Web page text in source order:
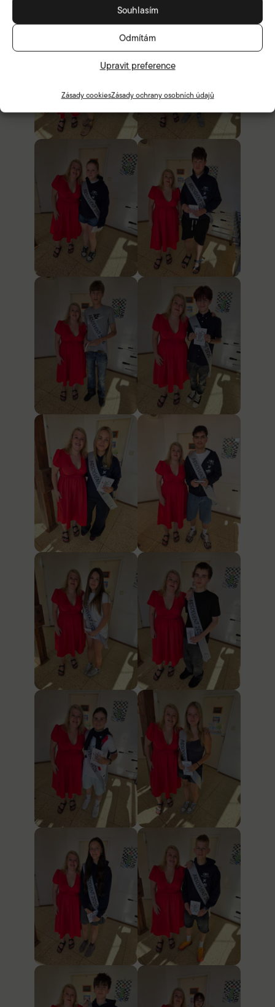
Souhlasím
Odmítám
Upravit preference
Zásady cookiesZásady ochrany osobních údajů